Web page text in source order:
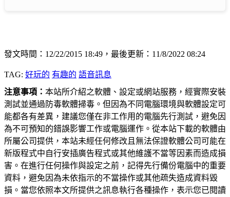
發文時間：12/22/2015 18:49，最後更新：11/8/2022 08:24
TAG: 好玩的 有趣的 語音訊息
注意事項： 本站所介紹之軟體、設定或網站服務，經實際安裝
測試並通過防毒軟體掃毒。但因為不同電腦環境與軟體設定可
能都各有差異，建議您僅在非工作用的電腦先行測試，避免因
為不可預知的錯誤影響工作或電腦運作。從本站下載的軟體由
所屬公司提供，本站未經任何修改且無法保證軟體公司可能在
新版程式中自行安插廣告程式或其他維護不當等因素而造成損
害。在進行任何操作與設定之前，記得先行備份電腦中的重要
資料，避免因為未依指示的不當操作或其他疏失造成資料毀
損。當您依照本文所提供之訊息執行各種操作，表示您已閱讀